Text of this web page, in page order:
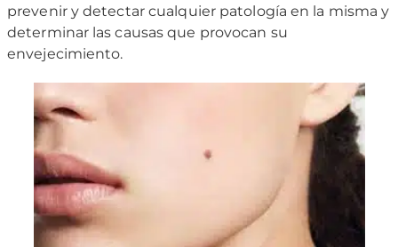
prevenir y detectar cualquier patología en la misma y
determinar las causas que provocan su
envejecimiento.